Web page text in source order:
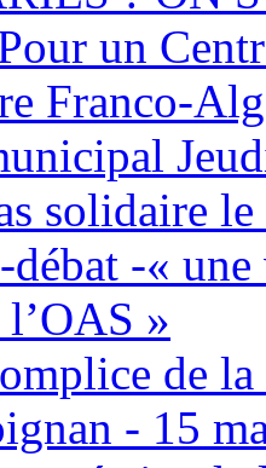
un
Franco-
solidaire
débat -«
»
de
- 15